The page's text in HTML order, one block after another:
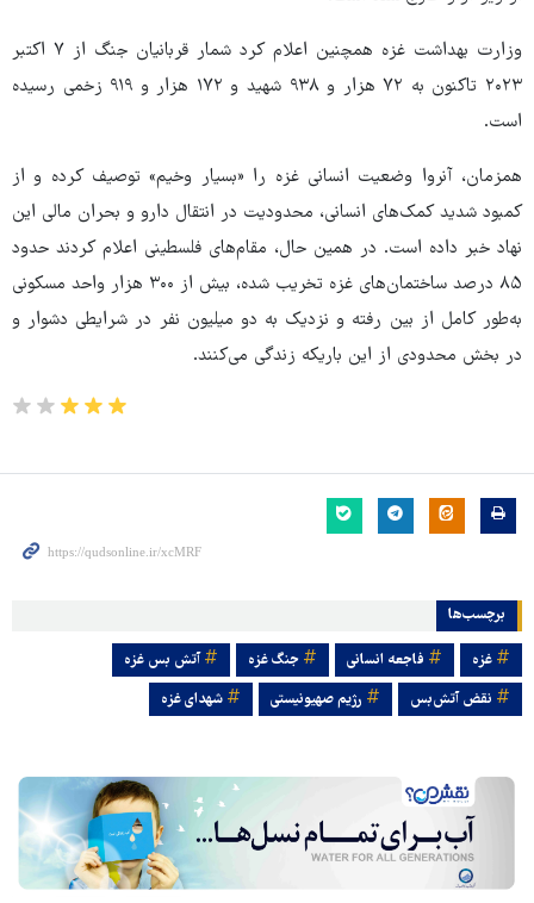
وزارت بهداشت غزه همچنین اعلام کرد شمار قربانیان جنگ از ۷ اکتبر
۲۰۲۳ تاکنون به ۷۲ هزار و ۹۳۸ شهید و ۱۷۲ هزار و ۹۱۹ زخمی رسیده
است.
همزمان، آنروا وضعیت انسانی غزه را «بسیار وخیم» توصیف کرده و از
کمبود شدید کمک‌های انسانی، محدودیت در انتقال دارو و بحران مالی این
نهاد خبر داده است. در همین حال، مقام‌های فلسطینی اعلام کردند حدود
۸۵ درصد ساختمان‌های غزه تخریب شده، بیش از ۳۰۰ هزار واحد مسکونی
به‌طور کامل از بین رفته و نزدیک به دو میلیون نفر در شرایطی دشوار و
در بخش محدودی از این باریکه زندگی می‌کنند.
برچسب‌ها
غزه فاجعه انسانی جنگ غزه
آتش بس غزه
نقض آتش‌بس
رژیم صهیونیستی شهدای غزه